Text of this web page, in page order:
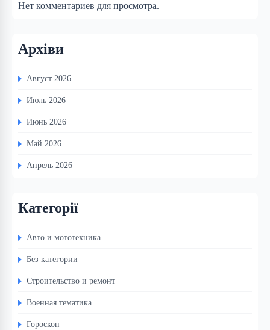
Нет комментариев для просмотра.
Архіви
Август 2026
Июль 2026
Июнь 2026
Май 2026
Апрель 2026
Категорії
Авто и мототехника
Без категории
Строительство и ремонт
Военная тематика
Гороскоп